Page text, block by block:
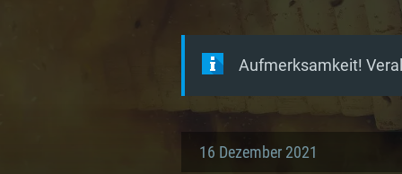
Aufmerksamkeit!
16 Dezember 2021